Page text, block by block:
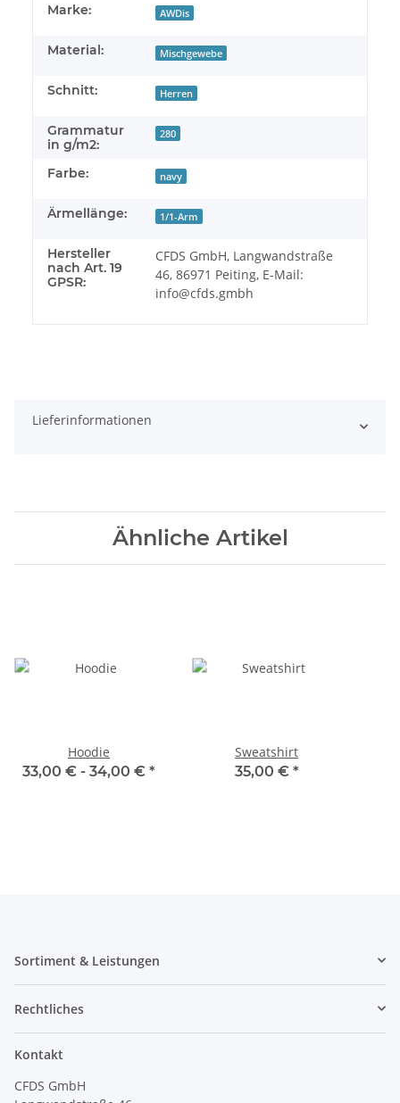
Marke: AWDis
Material: Mischgewebe
Schnitt: Herren
Grammatur
in g/m2:
280
Farbe: navy
Ärmellänge: 1/1-Arm
Hersteller
nach Art. 19
GPSR:
CFDS GmbH, Langwandstraße
46, 86971 Peiting, E-Mail:
info@cfds.gmbh
Lieferinformationen
Ähnliche Artikel
Hoodie
33,00 € - 34,00 € *
Sweatshirt
35,00 € *
Sortiment & Leistungen
Rechtliches
Kontakt
CFDS GmbH